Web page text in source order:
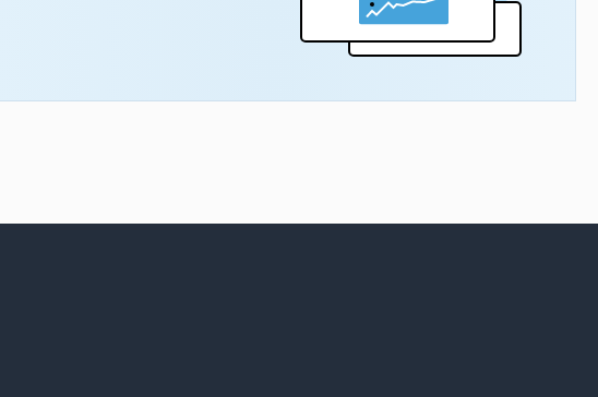
с подвальным этажом и